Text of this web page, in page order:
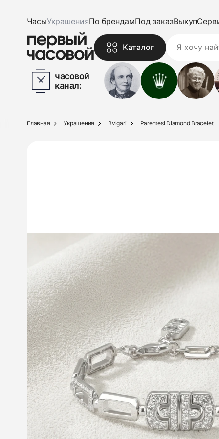
ЧасыУкрашенияПо брендамПод заказВыкуп
Каталог
часовой
канал:
Главная Украшения Bvlgari Parentesi Diamond Bracelet